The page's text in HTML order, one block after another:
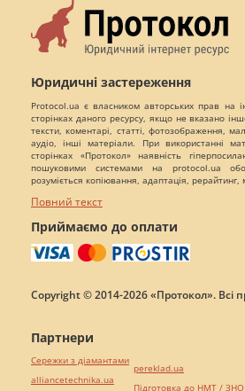
Юридичні застереження
Protocol.ua є власником авторських прав на
сторінках даного ресурсу, якщо не вказано
тексти, коментарі, статті, фотозображення,
аудіо, інші матеріали. При використанні
сторінках «Протокол» наявність
пошуковими системами на protocol.ua
розуміється копіювання, адаптація, рерайтинг,
Повний текст
Приймаємо до оплати
Copyright © 2014-2026 «Протокол». Всі
Партнери
Сережки з діамантами
alliancetechnika.ua
pereklad.ua
Підготовка до НМТ / ЗНО